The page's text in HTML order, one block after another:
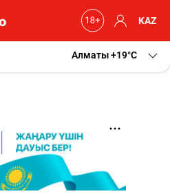
KAZ
Алматы+19 C